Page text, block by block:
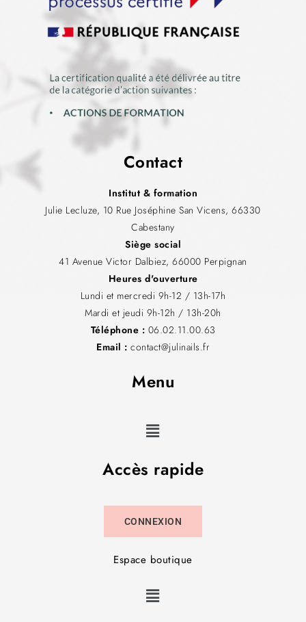
Contact
Institut & formation
Julie Lecluze, 10 Rue Joséphine San Vicens, 66330
Cabestany
Siège social
41 Avenue Victor Dalbiez, 66000 Perpignan
Heures d'ouverture
Lundi et mercredi 9h-12 / 13h-17h
Mardi et jeudi 9h-12h / 13h-20h
Téléphone : 06.02.11.00.63
Email : contact@julinails.fr
Menu
Accès rapide
CONNEXION
Espace boutique